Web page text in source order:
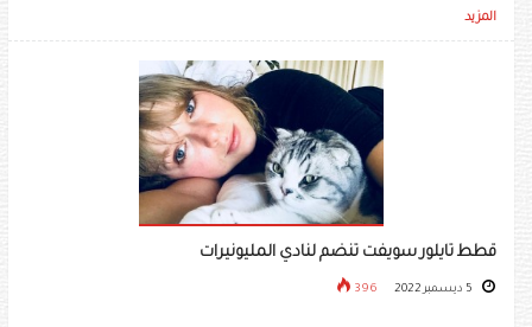
المزيد
قطط تايلور سويفت تنضم لنادي المليونيرات
396